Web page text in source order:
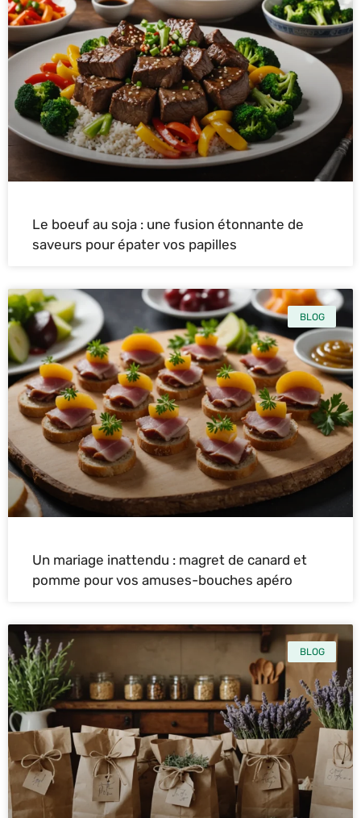
Le boeuf au soja : une fusion étonnante de
saveurs pour épater vos papilles
BLOG
Un mariage inattendu : magret de canard et
pomme pour vos amuses-bouches apéro
BLOG